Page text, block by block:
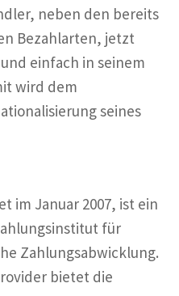
neben den bereits
Bezahlarten, jetzt
einfach in seinem
wird dem
seines
im Januar 2007, ist ein
für
Zahlungsabwicklung.
bietet die